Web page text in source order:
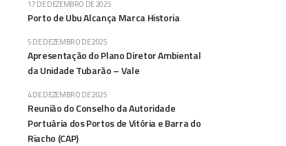
Porto de Ubu Alcança Marca Historia
17 DE DEZEMBRO DE 2025
Apresentação do Plano Diretor Ambiental
da Unidade Tubarão – Vale
5 DE DEZEMBRO DE 2025
Reunião do Conselho da Autoridade
Portuária dos Portos de Vitória e Barra do
Riacho (CAP)
4 DE DEZEMBRO DE 2025